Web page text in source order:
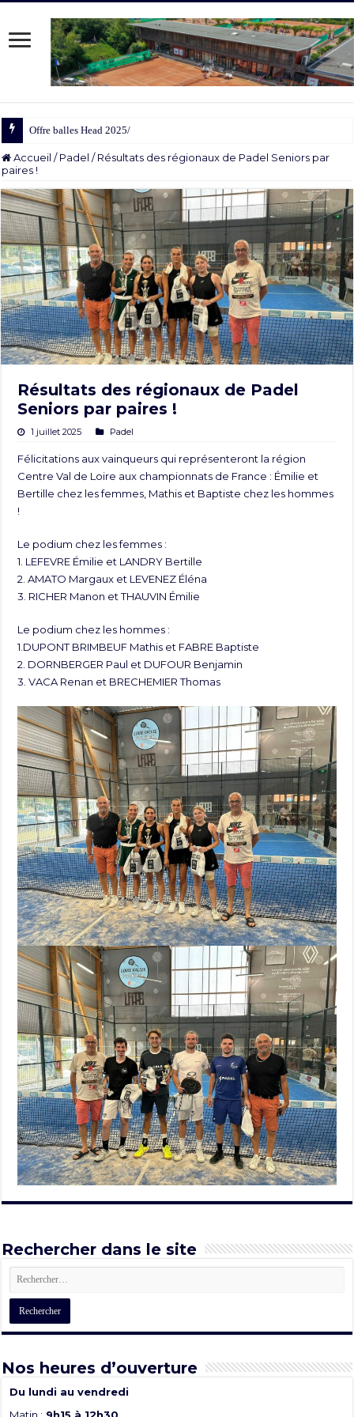
Offre balles Head 2025/2026
Accueil / Padel / Résultats des régionaux de Padel Seniors par
paires !
Résultats des régionaux de Padel
Seniors par paires !
1 juillet 2025 Padel
Félicitations aux vainqueurs qui représenteront la région
Centre Val de Loire aux championnats de France : Émilie et
Bertille chez les femmes, Mathis et Baptiste chez les hommes
!
Le podium chez les femmes :
1. LEFEVRE Émilie et LANDRY Bertille
2. AMATO Margaux et LEVENEZ Éléna
3. RICHER Manon et THAUVIN Émilie
Le podium chez les hommes :
1.DUPONT BRIMBEUF Mathis et FABRE Baptiste
2. DORNBERGER Paul et DUFOUR Benjamin
3. VACA Renan et BRECHEMIER Thomas
Rechercher dans le site
Nos heures d’ouverture
Du lundi au vendredi
Matin : 9h15 à 12h30